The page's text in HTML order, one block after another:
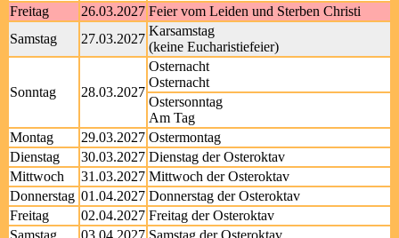
Freitag
26.03.2027 Feier vom Leiden und Sterben Christi
Samstag
27.03.2027
Karsamstag
(keine Eucharistiefeier)
Sonntag 28.03.2027
Osternacht
Osternacht
Ostersonntag
Am Tag
Montag
29.03.2027 Ostermontag
Dienstag
30.03.2027 Dienstag der Osteroktav
Mittwoch
31.03.2027 Mittwoch der Osteroktav
Donnerstag 01.04.2027 Donnerstag der Osteroktav
Freitag
02.04.2027 Freitag der Osteroktav
Samstag
03.04.2027 Samstag der Osteroktav